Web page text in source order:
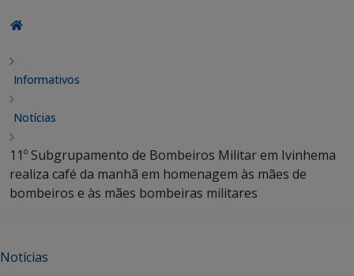
Informativos
Notícias
11º Subgrupamento de Bombeiros Militar em Ivinhema
realiza café da manhã em homenagem às mães de
bombeiros e às mães bombeiras militares
Notícias